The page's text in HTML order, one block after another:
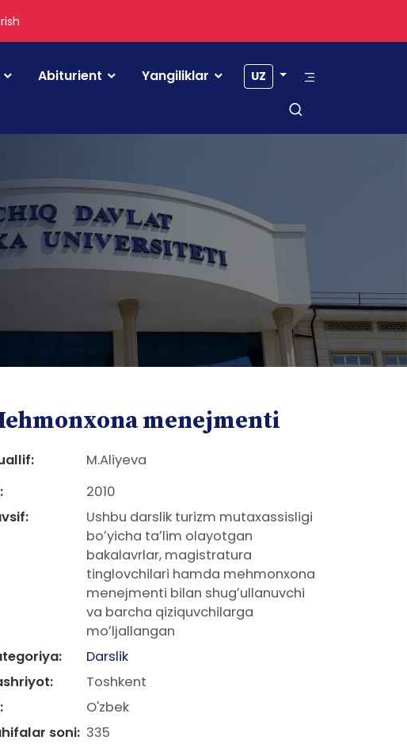
Abiturient Yangiliklar UZ
menejmenti
M.Aliyeva
2010
Ushbu darslik turizm mutaxassisligi
boʼyicha taʼlim olayotgan
bakalavrlar, magistratura
tinglovchilari hamda mehmonxona
menejmenti bilan shugʼullanuvchi
va barcha qiziquvchilarga
moʼljallangan
Darslik
Toshkent
O'zbek
soni: 335